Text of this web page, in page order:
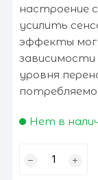
настроение
усилить
эффекты
зависимости
уровня
Нет в
товара